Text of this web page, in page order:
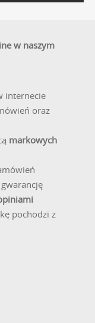
w naszym
internecie
oraz
markowych
pochodzi z